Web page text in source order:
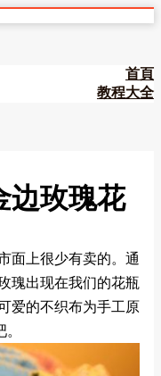
首頁
教程大全
边玫瑰花
面上很少有卖的。通
瑰出现在我们的花瓶
爱的不织布为手工原